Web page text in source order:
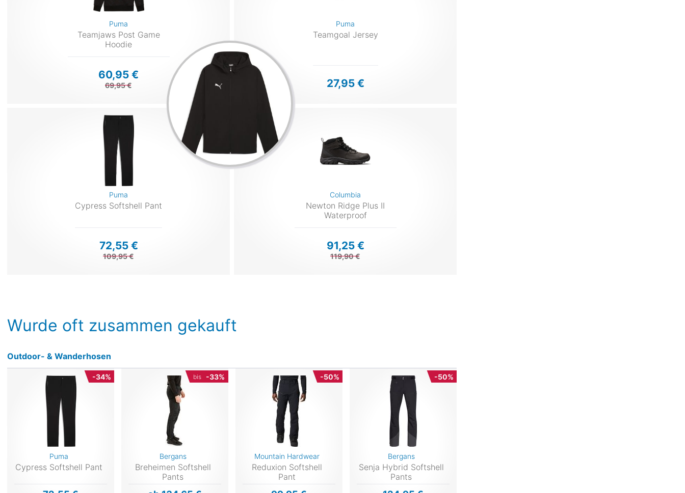
Puma
Teamjaws Post Game
Hoodie
60,95 €
69,95 €
Puma
Teamgoal Jersey
27,95 €
Puma
Cypress Softshell Pant
72,55 €
109,95 €
Columbia
Newton Ridge Plus II
Waterproof
91,25 €
119,90 €
Wurde oft zusammen gekauft
Outdoor- & Wanderhosen
-34%
Puma
Cypress Softshell Pant
bis -33%
Bergans
Breheimen Softshell
Pants
-50%
Mountain Hardwear
Reduxion Softshell
Pant
-50%
Bergans
Senja Hybrid Softshell
Pants